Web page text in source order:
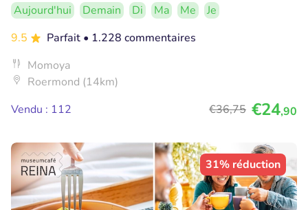
Aujourd'hui Demain Di Ma Me
Je
9.5
Parfait • 1.228 commentaires
Momoya
Roermond (14km)
Vendu : 112
€36,75 €24,90
31% réduction